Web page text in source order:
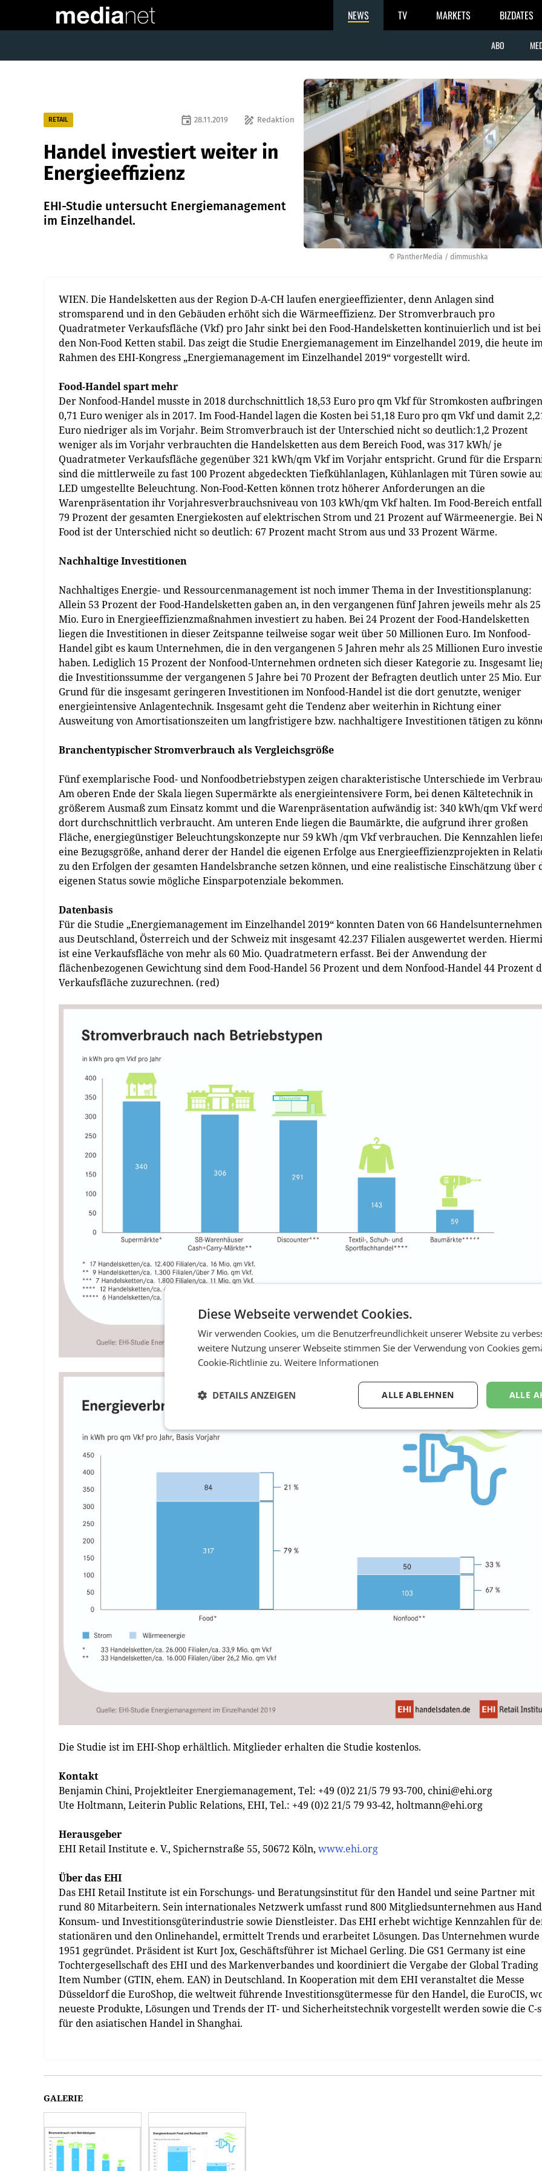
NEWS TV MARKETS BIZDATES
ABO
© PantherMedia / dimmushka
RETAIL draw Redaktion
event 28.11.2019
Handel investiert weiter in
Energieeffizienz
EHI-Studie untersucht Energiemanagement
im Einzelhandel.
WIEN. Die Handelsketten aus der Region D-A-CH laufen energieeffizienter, denn Anlagen sind
stromsparend und in den Gebäuden erhöht sich die Wärmeeffizienz. Der Stromverbrauch pro
Quadratmeter Verkaufsfläche (Vkf) pro Jahr sinkt bei den Food-Handelsketten kontinuierlich und ist bei
den Non-Food Ketten stabil. Das zeigt die Studie Energiemanagement im Einzelhandel 2019, die heute
Rahmen des EHI-Kongress „Energiemanagement im Einzelhandel 2019“ vorgestellt wird.
Food-Handel spart mehr
Der Nonfood-Handel musste in 2018 durchschnittlich 18,53 Euro pro qm Vkf für Stromkosten
0,71 Euro weniger als in 2017. Im Food-Handel lagen die Kosten bei 51,18 Euro pro qm Vkf und damit
Euro niedriger als im Vorjahr. Beim Stromverbrauch ist der Unterschied nicht so deutlich:1,2 Prozent
weniger als im Vorjahr verbrauchten die Handelsketten aus dem Bereich Food, was 317 kWh/ je
Quadratmeter Verkaufsfläche gegenüber 321 kWh/qm Vkf im Vorjahr entspricht. Grund für die
sind die mittlerweile zu fast 100 Prozent abgedeckten Tiefkühlanlagen, Kühlanlagen mit Türen sowie
LED umgestellte Beleuchtung. Non-Food-Ketten können trotz höherer Anforderungen an die
Warenpräsentation ihr Vorjahresverbrauchsniveau von 103 kWh/qm Vkf halten. Im Food-Bereich
79 Prozent der gesamten Energiekosten auf elektrischen Strom und 21 Prozent auf Wärmeenergie. Bei
Food ist der Unterschied nicht so deutlich: 67 Prozent macht Strom aus und 33 Prozent Wärme.
Nachhaltige Investitionen
Nachhaltiges Energie- und Ressourcenmanagement ist noch immer Thema in der Investitionsplanung:
Allein 53 Prozent der Food-Handelsketten gaben an, in den vergangenen fünf Jahren jeweils mehr als 25
Mio. Euro in Energieeffizienzmaßnahmen investiert zu haben. Bei 24 Prozent der Food-Handelsketten
liegen die Investitionen in dieser Zeitspanne teilweise sogar weit über 50 Millionen Euro. Im Nonfood-
Handel gibt es kaum Unternehmen, die in den vergangenen 5 Jahren mehr als 25 Millionen Euro
haben. Lediglich 15 Prozent der Nonfood-Unternehmen ordneten sich dieser Kategorie zu. Insgesamt
die Investitionssumme der vergangenen 5 Jahre bei 70 Prozent der Befragten deutlich unter 25 Mio.
Grund für die insgesamt geringeren Investitionen im Nonfood-Handel ist die dort genutzte, weniger
energieintensive Anlagentechnik. Insgesamt geht die Tendenz aber weiterhin in Richtung einer
Ausweitung von Amortisationszeiten um langfristigere bzw. nachhaltigere Investitionen tätigen zu
Branchentypischer Stromverbrauch als Vergleichsgröße
Fünf exemplarische Food- und Nonfoodbetriebstypen zeigen charakteristische Unterschiede im
Am oberen Ende der Skala liegen Supermärkte als energieintensivere Form, bei denen Kältetechnik in
größerem Ausmaß zum Einsatz kommt und die Warenpräsentation aufwändig ist: 340 kWh/qm Vkf
dort durchschnittlich verbraucht. Am unteren Ende liegen die Baumärkte, die aufgrund ihrer großen
Fläche, energiegünstiger Beleuchtungskonzepte nur 59 kWh /qm Vkf verbrauchen. Die Kennzahlen
eine Bezugsgröße, anhand derer der Handel die eigenen Erfolge aus Energie­effizienzprojekten in
zu den Erfolgen der ge­samten Handelsbranche setzen können, und eine realistische Einschätzung über
eigenen Status sowie mögliche Einsparpotenziale bekommen.
Datenbasis
Für die Studie „Energiemanagement im Einzelhandel 2019“ konnten Daten von 66 Handelsunternehmen
aus Deutschland, Österreich und der Schweiz mit insgesamt 42.237 Filialen ausgewertet werden.
ist eine Verkaufsfläche von mehr als 60 Mio. Quadratmetern erfasst. Bei der Anwendung der
flächenbezogenen Gewichtung sind dem Food-Handel 56 Prozent und dem Non­food-Handel 44 Prozent
Verkaufsfläche zuzu­rechnen. (red)
Die Studie ist im EHI-Shop erhältlich. Mitglieder erhalten die Studie kostenlos.
Kontakt
Benjamin Chini, Projektleiter Energiemanagement, Tel: +49 (0)2 21/5 79 93-700, chini@ehi.org
Ute Holtmann, Leiterin Public Relations, EHI, Tel.: +49 (0)2 21/5 79 93-42, holtmann@ehi.org
Herausgeber
EHI Retail Institute e. V., Spichernstraße 55, 50672 Köln, www.ehi.org
Über das EHI
Das EHI Retail Institute ist ein Forschungs- und Beratungsinstitut für den Handel und seine Partner mit
rund 80 Mitarbeitern. Sein internationales Netzwerk umfasst rund 800 Mitgliedsunternehmen aus
Konsum- und Investitionsgüterindustrie sowie Dienstleister. Das EHI erhebt wichtige Kennzahlen für
stationären und den Onlinehandel, ermittelt Trends und erarbeitet Lösungen. Das Unternehmen wurde
1951 gegründet. Präsident ist Kurt Jox, Geschäftsführer ist Michael Gerling. Die GS1 Germany ist eine
Tochtergesellschaft des EHI und des Markenverbandes und koordiniert die Vergabe der Global Trading
Item Number (GTIN, ehem. EAN) in Deutschland. In Kooperation mit dem EHI veranstaltet die Messe
Düsseldorf die EuroShop, die weltweit führende Investitionsgütermesse für den Handel, die EuroCIS,
neueste Produkte, Lösungen und Trends der IT- und Sicherheitstechnik vorgestellt werden sowie die C-
für den asiatischen Handel in Shanghai.
GALERIE
Diese Webseite verwendet Cookies.
Wir verwenden Cookies, um die Benutzerfreundlichkeit unserer Website zu
weitere Nutzung unserer Webseite stimmen Sie der Verwendung von Cookies
Cookie-Richtlinie zu. Weitere Informationen
ALLE
ALLE ABLEHNEN
DETAILS ANZEIGEN